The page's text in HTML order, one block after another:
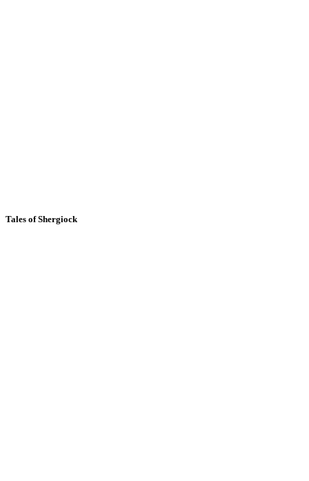
Tales of Shergiock